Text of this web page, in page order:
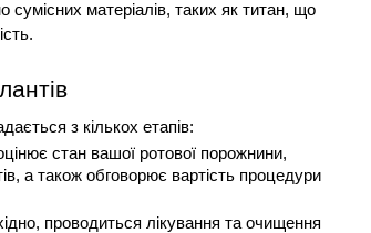
сумісних матеріалів, таких як титан, що
з кількох етапів:
стан вашої ротової порожнини,
а також обговорює вартість процедури
проводиться лікування та очищення